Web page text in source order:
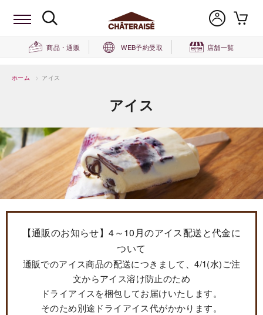
商品・通販 WEB予約受取 店舗一覧
ホーム > アイス
アイス
【通販のお知らせ】4～10月のアイス配送と代金に
ついて
通販でのアイス商品の配送につきまして、4/1(水)ご注
文からアイス溶け防止のため
ドライアイスを梱包してお届けいたします。
そのため別途ドライアイス代がかかります。